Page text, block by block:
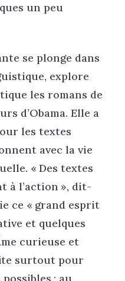
un peu
se plonge dans
explore
les romans de
d’Obama. Elle a
les textes
avec la vie
« Des textes
à l’action », dit-
ce « grand esprit
et quelques
curieuse et
surtout pour
: au